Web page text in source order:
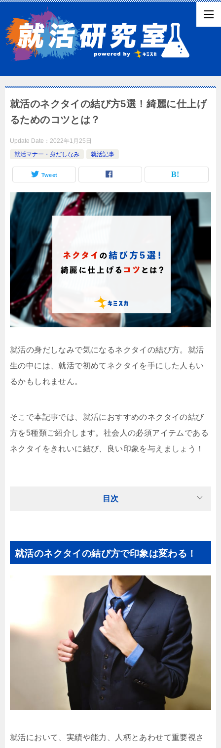
就活のネクタイの結び方5選！綺麗に仕上げ
るためのコツとは？
Update Date： 2022年1月25日
就活マナー・身だしなみ
就活記事
Tweet
就活の身だしなみで気になるネクタイの結び方。就活
生の中には、就活で初めてネクタイを手にした人もい
るかもしれません。
そこで本記事では、就活におすすめのネクタイの結び
方を5種類ご紹介します。社会人の必須アイテムである
ネクタイをきれいに結び、良い印象を与えましょう！
目次
就活のネクタイの結び方で印象は変わる！
就活において、実績や能力、人柄とあわせて重要視さ